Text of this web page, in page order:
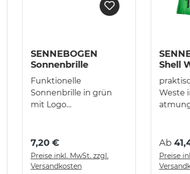
SENNEBOGEN
Sonnenbrille
Funktionelle
Sonnenbrille in grün
mit Logo
Einheitsgröße
Maximaler UV Schutz
400 Scheibenhöhe: ca.
7,20 €
Preise inkl. MwSt. zzgl.
Versandkosten
Shell
oder
Weste
Ab
Preise